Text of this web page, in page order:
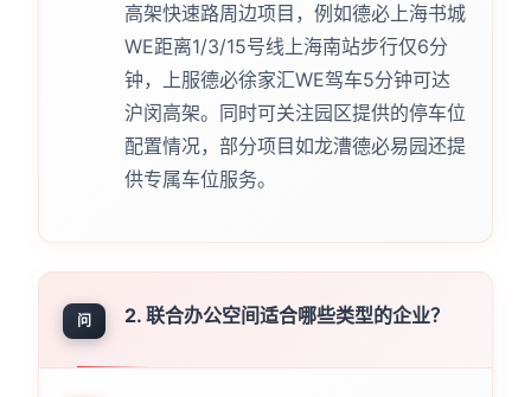
高架快速路周边项目，例如德必上海书城
WE距离1/3/15号线上海南站步行仅6分
钟，上服德必徐家汇WE驾车5分钟可达
沪闵高架。同时可关注园区提供的停车位
配置情况，部分项目如龙漕德必易园还提
供专属车位服务。
问 2. 联合办公空间适合哪些类型的企业？